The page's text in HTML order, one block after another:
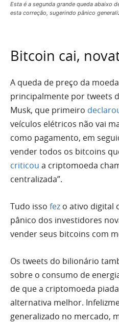
Esta é a segunda grande queda abaixo
esta correção, sugerindo pânico
Bitcoin cai,
A queda de preço da
principalmente por tweets
Musk, que primeiro
veículos elétricos não vai
como pagamento, em
vender todos os bitcoins
criticou a criptomoeda
centralizada”.
Tudo isso fez o ativo digital
pânico dos investidores
vender seus bitcoins com
Os tweets do bilionário
sobre o consumo de
de que a criptomoeda
alternativa melhor.
generalizado no mercado,